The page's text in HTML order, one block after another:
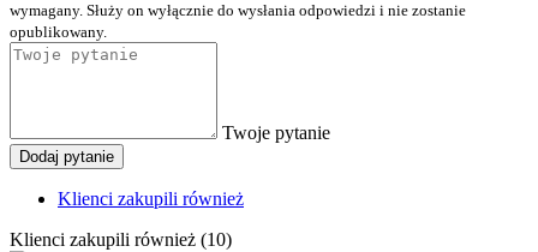
wymagany. Służy on wyłącznie do wysłania odpowiedzi i nie zostanie
opublikowany.
Twoje pytanie
Dodaj pytanie
Klienci zakupili również
Klienci zakupili również (10)